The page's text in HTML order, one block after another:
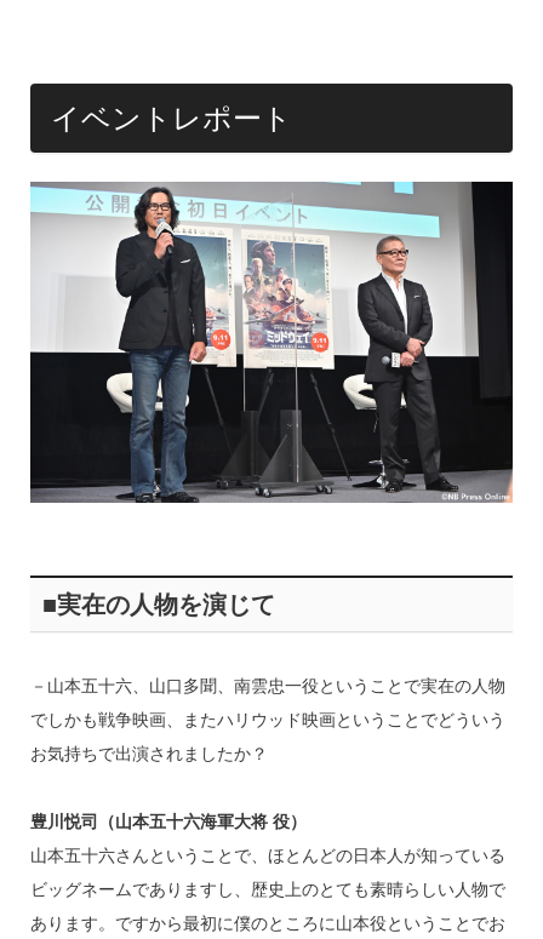
イベントレポート
■実在の人物を演じて
－山本五十六、山口多聞、南雲忠一役ということで実在の人物
でしかも戦争映画、またハリウッド映画ということでどういう
お気持ちで出演されましたか？
豊川悦司（山本五十六海軍大将 役）
山本五十六さんということで、ほとんどの日本人が知っている
ビッグネームでありますし、歴史上のとても素晴らしい人物で
あります。ですから最初に僕のところに山本役ということでお